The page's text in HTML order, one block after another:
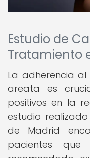
Estudio de
Tratamiento
La adherencia
areata es
positivos en la
estudio
de Madrid
pacientes que